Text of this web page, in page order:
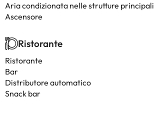
Aria condizionata nelle strutture principali
Ascensore
Ristorante
Ristorante
Bar
Distributore automatico
Snack bar